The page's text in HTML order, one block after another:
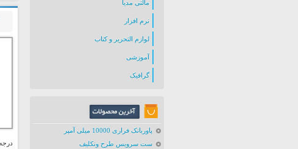
مالتی مدیا
نرم افزار
لوازم التحریر و کتاب
آموزشی
گرافیک
پاوربانک فراری 10000 میلی آمپر
ست سرویس طرح ونکلیف